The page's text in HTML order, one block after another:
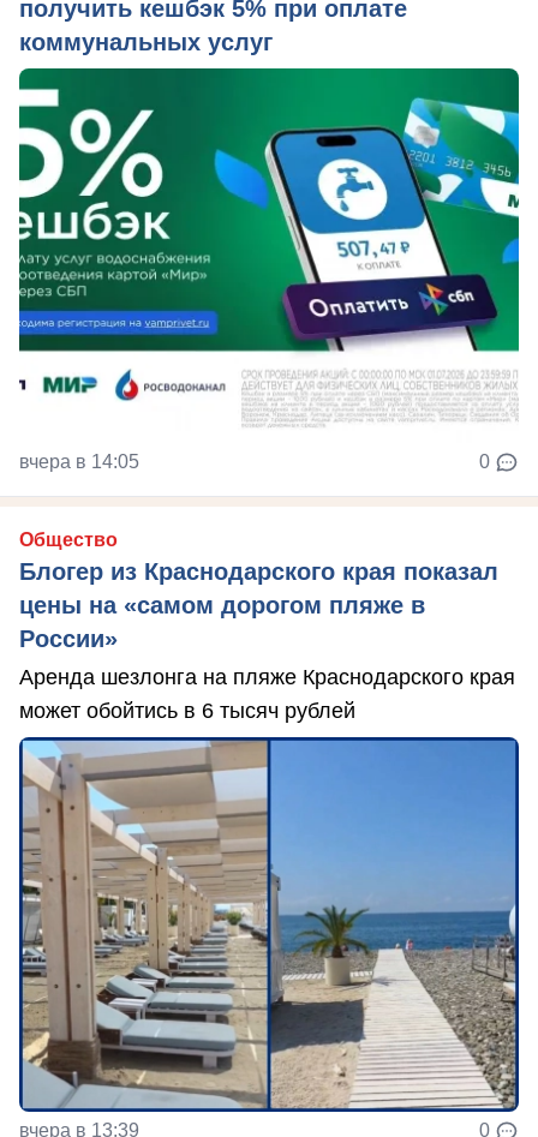
получить кешбэк 5% при оплате
коммунальных услуг
вчера в 14:05 0
Общество
Блогер из Краснодарского края показал
цены на «самом дорогом пляже в
России»
Аренда шезлонга на пляже Краснодарского края
может обойтись в 6 тысяч рублей
вчера в 13:39 0